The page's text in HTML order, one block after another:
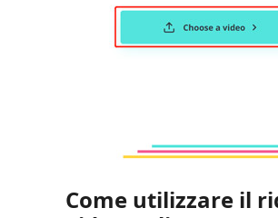
Come utilizzare il